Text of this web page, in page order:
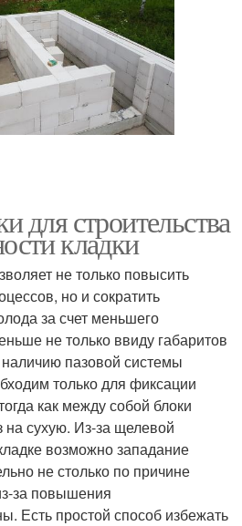
для строительства
кладки
не только повысить
но и сократить
за счет меньшего
не только ввиду габаритов
пазовой системы
только для фиксации
как между собой блоки
сухую. Из-за щелевой
возможно западание
не столько по причине
за повышения
Есть простой способ избежать